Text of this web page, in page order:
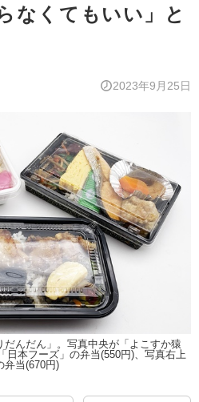
なくてもいい」と
2023年9月25日
んだん」。写真中央が「よこすか猿
日本フーズ」の弁当(550円)、写真右上
弁当(670円)